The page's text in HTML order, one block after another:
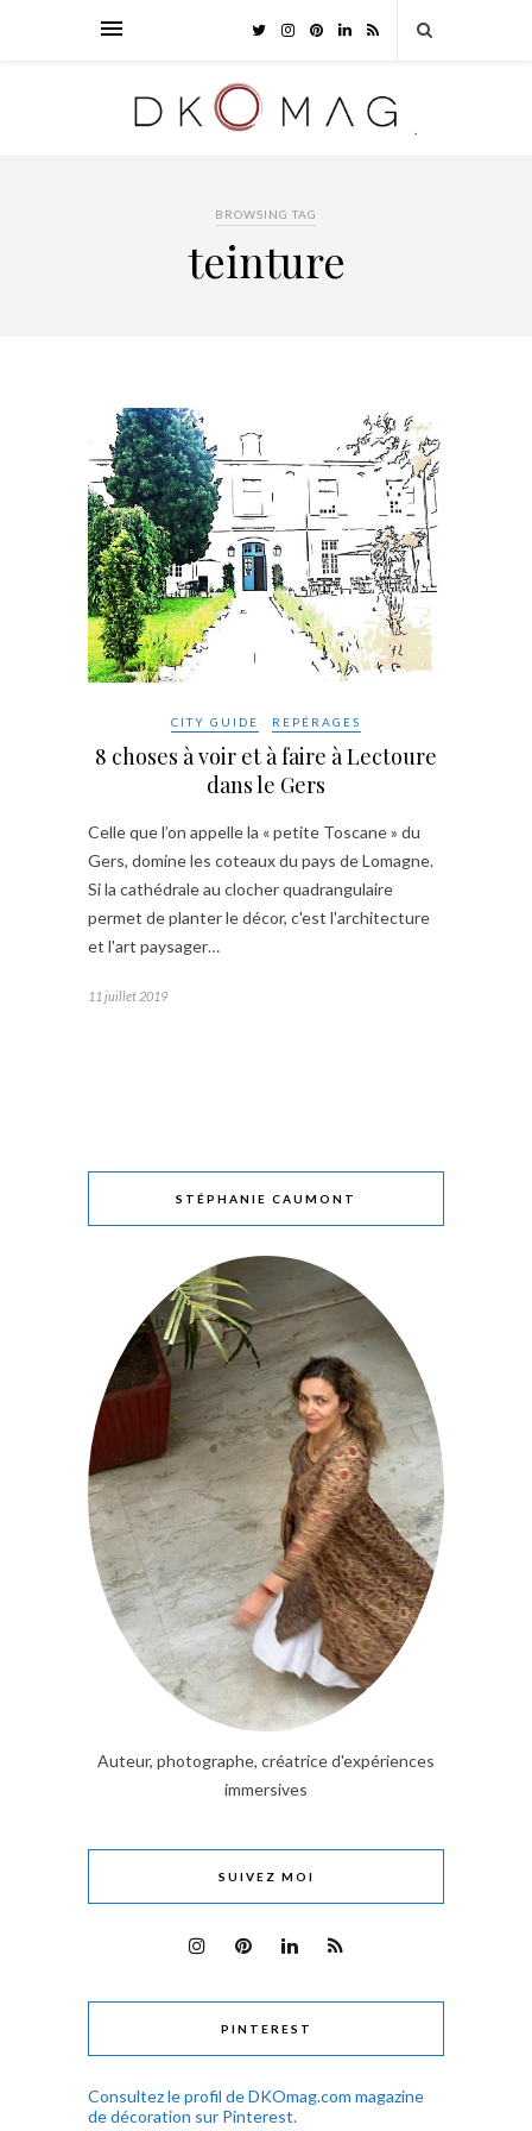
BROWSING TAG
teinture
CITY GUIDE REPÉRAGES
8 choses à voir et à faire à Lectoure
dans le Gers
Celle que l’on appelle la « petite Toscane » du
Gers, domine les coteaux du pays de Lomagne.
Si la cathédrale au clocher quadrangulaire
permet de planter le décor, c'est l'architecture
et l'art paysager…
11 juillet 2019
STÉPHANIE CAUMONT
Auteur, photographe, créatrice d'expériences
immersives
SUIVEZ MOI
PINTEREST
Consultez le profil de DKOmag.com magazine
de décoration sur Pinterest.